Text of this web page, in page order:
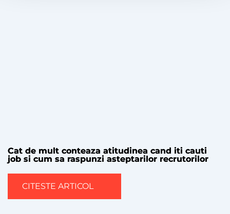
Cat de mult conteaza atitudinea cand iti cauti
job si cum sa raspunzi asteptarilor recrutorilor
CITESTE ARTICOL